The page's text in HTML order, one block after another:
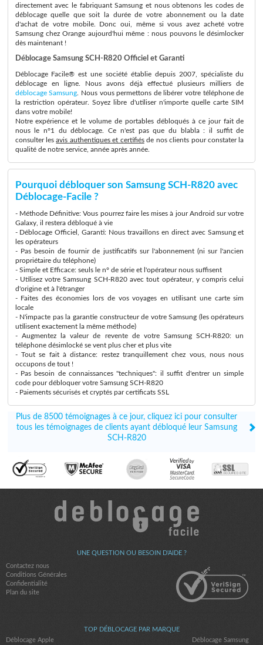
directement avec le fabriquant Samsung et nous obtenons les codes de
déblocage quelle que soit la durée de votre abonnement ou la date
d'achat de votre mobile. Donc oui, même si vous avez acheté votre
Samsung chez Orange aujourd'hui même : nous pouvons le désimlocker
dès maintenant !
Déblocage Samsung SCH-R820 Officiel et Garanti
Déblocage Facile® est une société établie depuis 2007, spécialiste du
déblocage en ligne. Nous avons déjà effectué plusieurs milliers de
déblocage Samsung . Nous vous permettons de libérer votre téléphone de
la restriction opérateur. Soyez libre d'utiliser n'importe quelle carte SIM
dans votre mobile!
Notre expérience et le volume de portables débloqués à ce jour fait de
nous le n°1 du déblocage. Ce n'est pas que du blabla : il suffit de
consulter lesavis authentiques et certifiésde nos clients pour constater la
qualité de notre service, année après année.
Pourquoi débloquer son Samsung SCH-R820 avec
Déblocage-Facile ?
- Méthode Définitive: Vous pourrez faire les mises à jour Android sur votre
Galaxy, il restera débloqué à vie
- Déblocage Officiel, Garanti: Nous travaillons en direct avec Samsung et
les opérateurs
- Pas besoin de fournir de justificatifs sur l'abonnement (ni sur l'ancien
propriétaire du téléphone)
- Simple et Efficace: seuls le n° de série et l'opérateur nous suffisent
- Utilisez votre Samsung SCH-R820 avec tout opérateur, y compris celui
d'origine et à l'étranger
- Faites des économies lors de vos voyages en utilisant une carte sim
locale
- N'impacte pas la garantie constructeur de votre Samsung (les opérateurs
utilisent exactement la même méthode)
- Augmentez la valeur de revente de votre Samsung SCH-R820: un
téléphone désimlocké se vent plus cher et plus vite
- Tout se fait à distance: restez tranquillement chez vous, nous nous
occupons de tout !
- Pas besoin de connaissances "techniques": il suffit d'entrer un simple
code pour débloquer votre Samsung SCH-R820
- Paiements sécurisés et cryptés par certificats SSL
Plus de 8500 témoignages à ce jour, cliquez ici pour consulter
tous les témoignages de clients ayant débloqué leur Samsung
SCH-R820
UNE QUESTION OU BESOIN D'AIDE ?
Contactez nous
Conditions Générales
Confidentialité
Plan du site
TOP DÉBLOCAGE PAR MARQUE
Déblocage Apple
Déblocage Samsung